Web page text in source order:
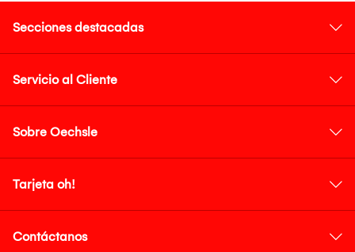
Secciones destacadas
Servicio al Cliente
Sobre Oechsle
Tarjeta oh!
Contáctanos